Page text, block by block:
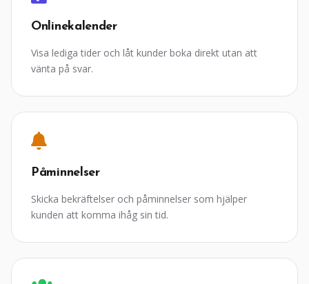
Onlinekalender
Visa lediga tider och låt kunder boka direkt utan att
vänta på svar.
Påminnelser
Skicka bekräftelser och påminnelser som hjälper
kunden att komma ihåg sin tid.